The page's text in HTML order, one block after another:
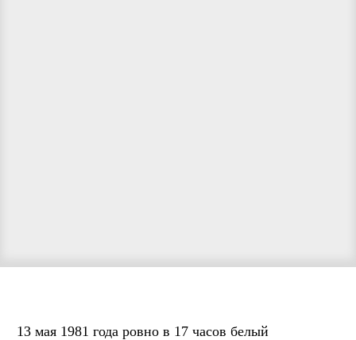
13 мая 1981 года ровно в 17 часов белый